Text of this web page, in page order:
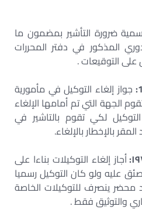
ضرورة التأشير بمضمون ما
الدوري المذكور في دفتر المحررات
على التوقيعات .
جواز إلغاء التوكيل في مأمورية
الجهة التي تم أمامها الإلغاء
لكي تقوم بالتاشير في
بالإخطار بالإلغاء.
أجاز إلغاء التوكيلات بناءا على
عليه ولو كان التوكيل رسميا
محضر ينصرف للتوكيلات الخاصة
والتوثيق فقط .